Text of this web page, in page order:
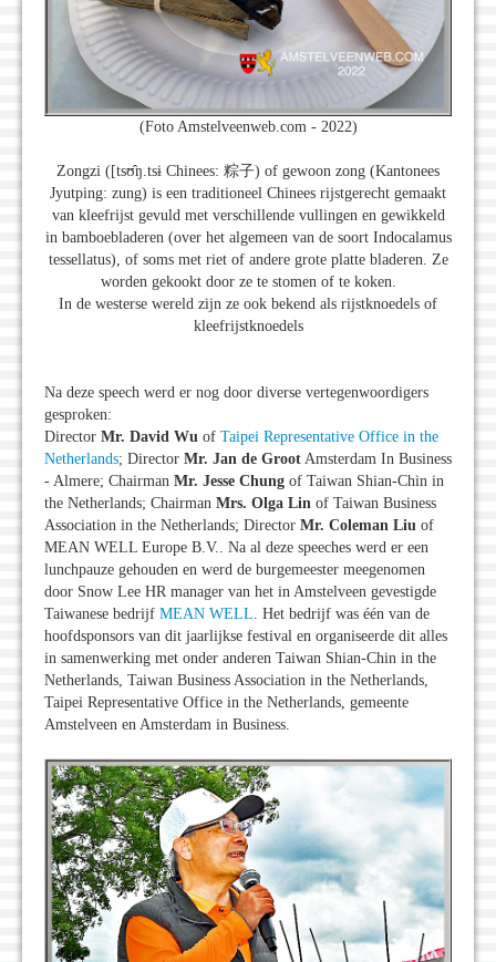
(Foto Amstelveenweb.com - 2022)
Zongzi ([tsʊ̂ŋ.tsɨ Chinees: 粽子) of gewoon zong (Kantonees
Jyutping: zung) is een traditioneel Chinees rijstgerecht gemaakt
van kleefrijst gevuld met verschillende vullingen en gewikkeld
in bamboebladeren (over het algemeen van de soort Indocalamus
tessellatus), of soms met riet of andere grote platte bladeren. Ze
worden gekookt door ze te stomen of te koken.
In de westerse wereld zijn ze ook bekend als rijstknoedels of
kleefrijstknoedels
Na deze speech werd er nog door diverse vertegenwoordigers
gesproken:
Director Mr. David Wu of Taipei Representative Office in the
Netherlands; Director Mr. Jan de Groot Amsterdam In Business
- Almere; Chairman Mr. Jesse Chung of Taiwan Shian-Chin in
the Netherlands; Chairman Mrs. Olga Lin of Taiwan Business
Association in the Netherlands; Director Mr. Coleman Liu of
MEAN WELL Europe B.V.. Na al deze speeches werd er een
lunchpauze gehouden en werd de burgemeester meegenomen
door Snow Lee HR manager van het in Amstelveen gevestigde
Taiwanese bedrijf MEAN WELL. Het bedrijf was één van de
hoofdsponsors van dit jaarlijkse festival en organiseerde dit alles
in samenwerking met onder anderen Taiwan Shian-Chin in the
Netherlands, Taiwan Business Association in the Netherlands,
Taipei Representative Office in the Netherlands, gemeente
Amstelveen en Amsterdam in Business.